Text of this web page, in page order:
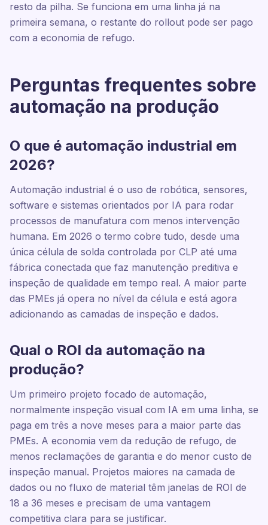
resto da pilha. Se funciona em uma linha já na
primeira semana, o restante do rollout pode ser pago
com a economia de refugo.
Perguntas frequentes sobre
automação na produção
O que é automação industrial em
2026?
Automação industrial é o uso de robótica, sensores,
software e sistemas orientados por IA para rodar
processos de manufatura com menos intervenção
humana. Em 2026 o termo cobre tudo, desde uma
única célula de solda controlada por CLP até uma
fábrica conectada que faz manutenção preditiva e
inspeção de qualidade em tempo real. A maior parte
das PMEs já opera no nível da célula e está agora
adicionando as camadas de inspeção e dados.
Qual o ROI da automação na
produção?
Um primeiro projeto focado de automação,
normalmente inspeção visual com IA em uma linha, se
paga em três a nove meses para a maior parte das
PMEs. A economia vem da redução de refugo, de
menos reclamações de garantia e do menor custo de
inspeção manual. Projetos maiores na camada de
dados ou no fluxo de material têm janelas de ROI de
18 a 36 meses e precisam de uma vantagem
competitiva clara para se justificar.